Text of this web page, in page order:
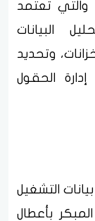
والتي تعتمد
البيانات
وتحديد
الحقول
التشغيل
بأعطال